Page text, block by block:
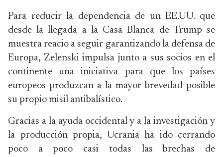
Para reducir la dependencia de un EE.UU. que
desde la llegada a la Casa Blanca de Trump se
muestra reacio a seguir garantizando la defensa de
Europa, Zelenski impulsa junto a sus socios en el
continente una iniciativa para que los países
europeos produzcan a la mayor brevedad posible
su propio misil antibalístico.
Gracias a la ayuda occidental y a la investigación y
la producción propia, Ucrania ha ido cerrando
poco a poco casi todas las brechas de